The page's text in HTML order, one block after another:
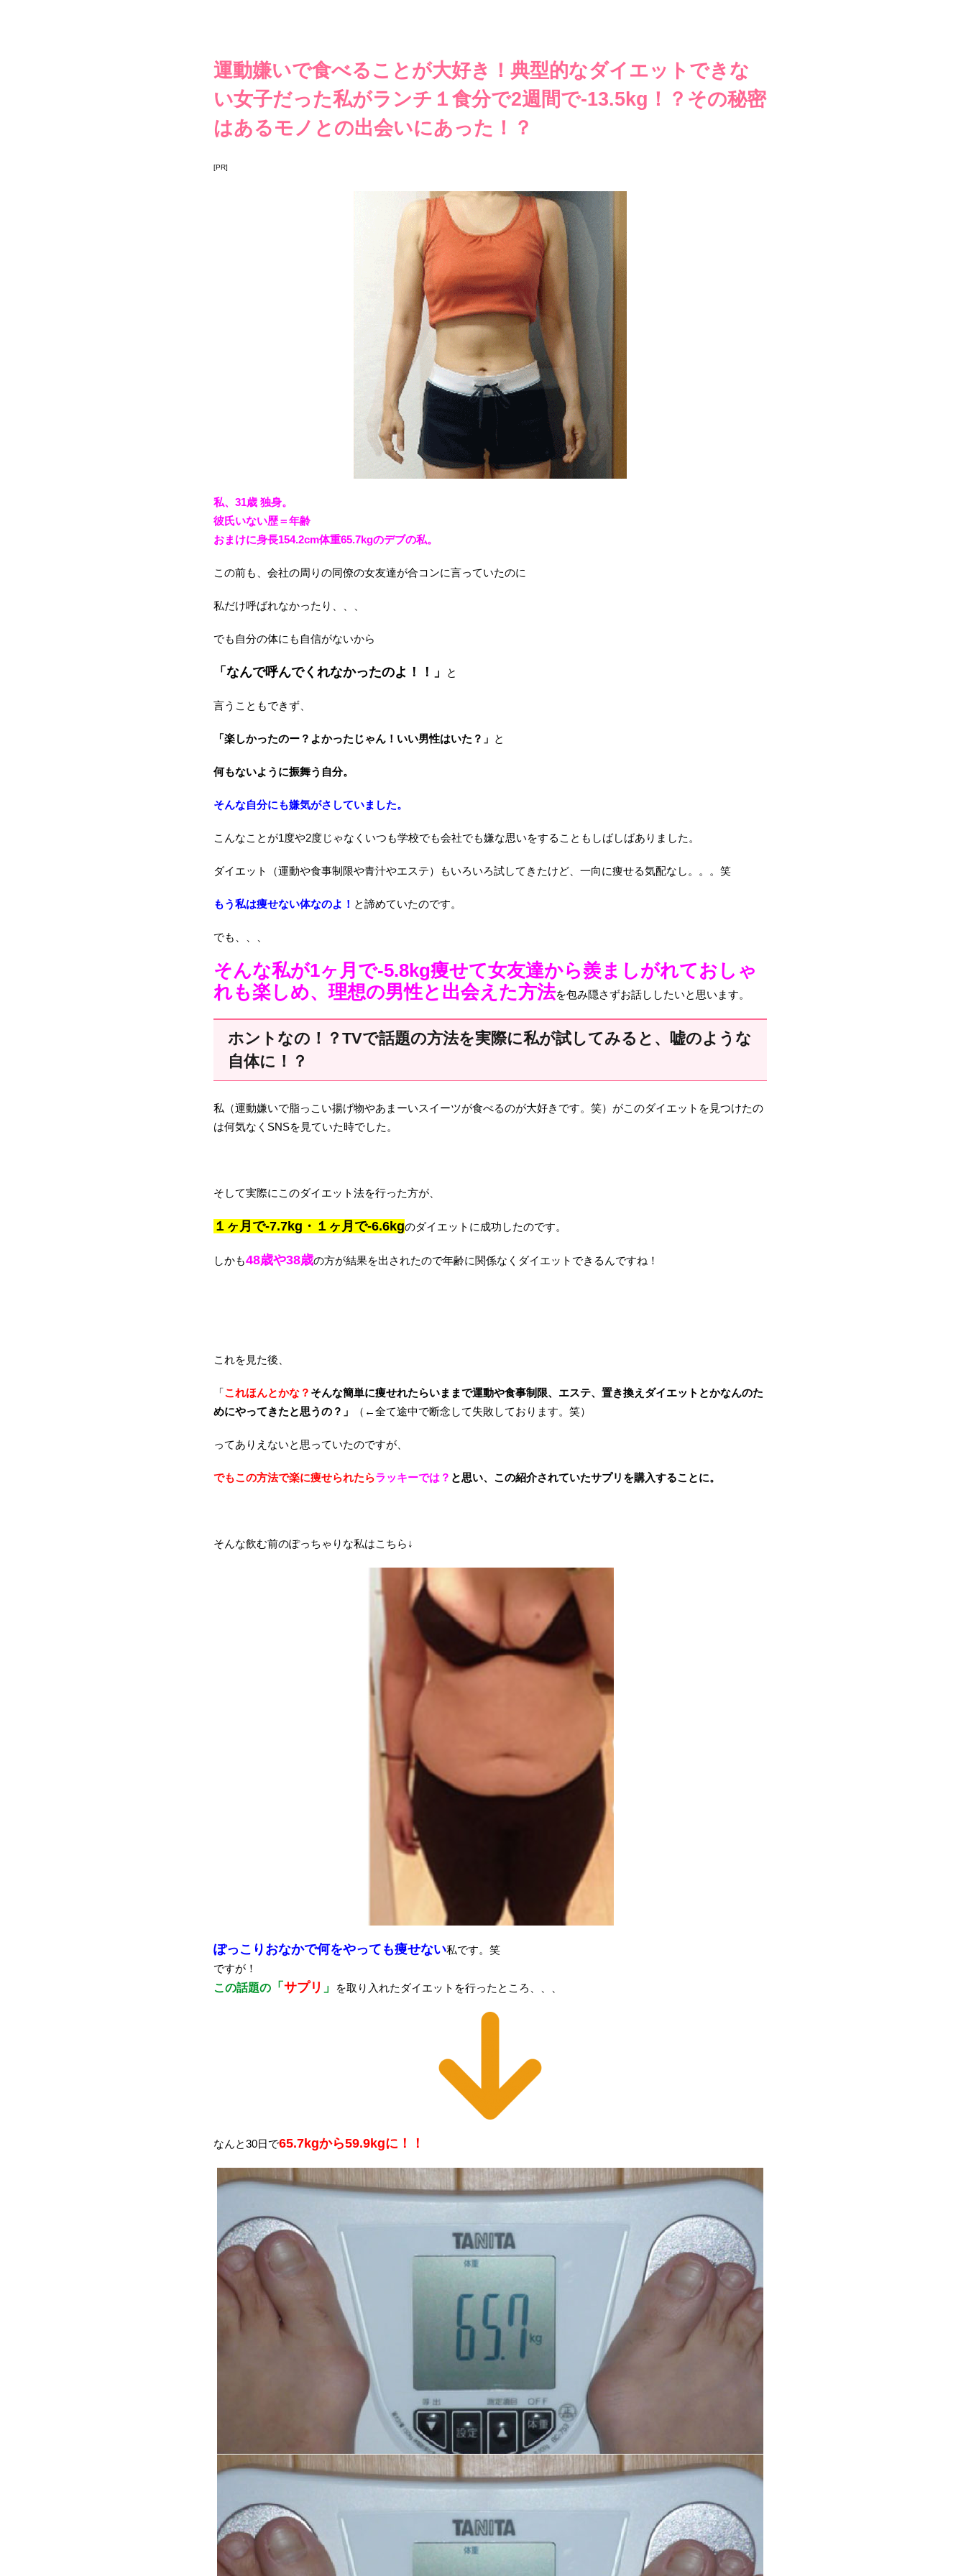
運動嫌いで食べることが大好き！典型的なダイエットできな
い女子だった私がランチ１食分で2週間で-13.5kg！？その秘密
はあるモノとの出会いにあった！？
[PR]
私、31歳 独身。
彼氏いない歴＝年齢
おまけに身長154.2cm体重65.7kgのデブの私。
この前も、会社の周りの同僚の女友達が合コンに言っていたのに
私だけ呼ばれなかったり、、、
でも自分の体にも自信がないから
「なんで呼んでくれなかったのよ！！」 と
言うこともできず、
「楽しかったのー？よかったじゃん！いい男性はいた？」 と
何もないように振舞う自分。
そんな自分にも嫌気がさしていました。
こんなことが1度や2度じゃなくいつも学校でも会社でも嫌な思いをすることもしばしばありました。
ダイエット（運動や食事制限や青汁やエステ）もいろいろ試してきたけど、一向に痩せる気配なし。。。笑
もう私は痩せない体なのよ！ と諦めていたのです。
でも、、、
そんな私が1ヶ月で-5.8kg痩せて女友達から羨ましがれておしゃ
れも楽しめ、理想の男性と出会えた方法を包み隠さずお話ししたいと思います。
ホントなの！？TVで話題の方法を実際に私が試してみると、嘘のような
自体に！？
私（運動嫌いで脂っこい揚げ物やあまーいスイーツが食べるのが大好きです。笑）がこのダイエットを見つけたの
は何気なくSNSを見ていた時でした。
そして実際にこのダイエット法を行った方が、
１ヶ月で-7.7kg・１ヶ月で-6.6kgのダイエットに成功したのです。
しかも48歳や38歳の方が結果を出されたので年齢に関係なくダイエットできるんですね！
これを見た後、
「これほんとかな？ そんな簡単に痩せれたらいままで運動や食事制限、エステ、置き換えダイエットとかなんのた
めにやってきたと思うの？」
（←全て途中で断念して失敗しております。笑）
ってありえないと思っていたのですが、
でもこの方法で楽に痩せられたらラッキーでは？ と思い、この紹介されていたサプリを購入することに。
そんな飲む前のぽっちゃりな私はこちら↓
ぽっこりおなかで何をやっても痩せない私です。笑
ですが！
この話題の 「 サプリ 」 を取り入れたダイエットを行ったところ、、、
なんと30日で65.7kgから59.9kgに！！